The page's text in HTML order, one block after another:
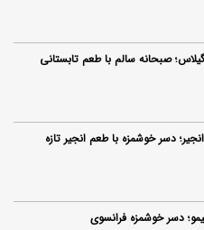
صبحانه سالم با طعم تابستانی
دسر خوشمزه با طعم انجیر تازه
دسر خوشمزه فرانسوی